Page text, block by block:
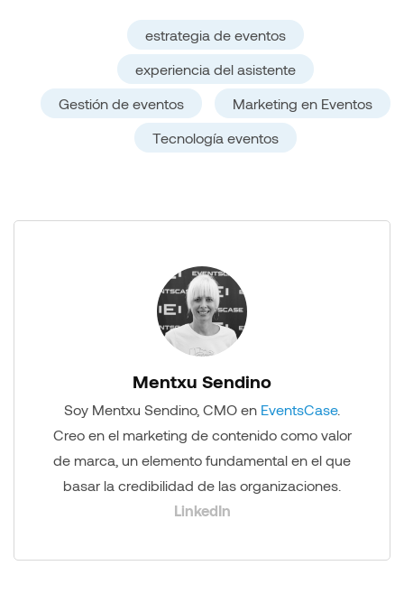
estrategia de eventos
experiencia del asistente
Gestión de eventos
Marketing en Eventos
Tecnología eventos
Mentxu Sendino
Soy Mentxu Sendino, CMO en EventsCase.
Creo en el marketing de contenido como valor
de marca, un elemento fundamental en el que
basar la credibilidad de las organizaciones.
LinkedIn